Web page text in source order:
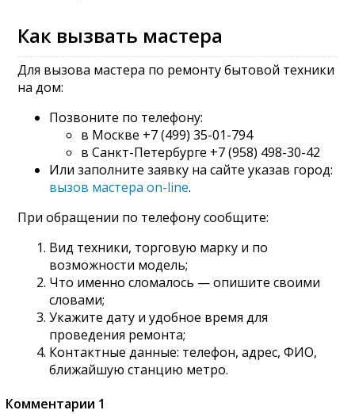
Как вызвать мастера
Для вызова мастера по ремонту бытовой техники
на дом:
Позвоните по телефону:
в Москве +7 (499) 35-01-794
в Санкт-Петербурге +7 (958) 498-30-42
Или заполните заявку на сайте указав город:
вызов мастера on-line.
При обращении по телефону сообщите:
Вид техники, торговую марку и по
возможности модель;
Что именно сломалось — опишите своими
словами;
Укажите дату и удобное время для
проведения ремонта;
Контактные данные: телефон, адрес, ФИО,
ближайшую станцию метро.
Комментарии 1